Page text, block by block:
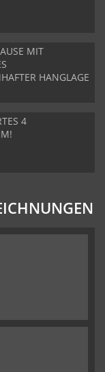
MIT
HANGLAGE
4